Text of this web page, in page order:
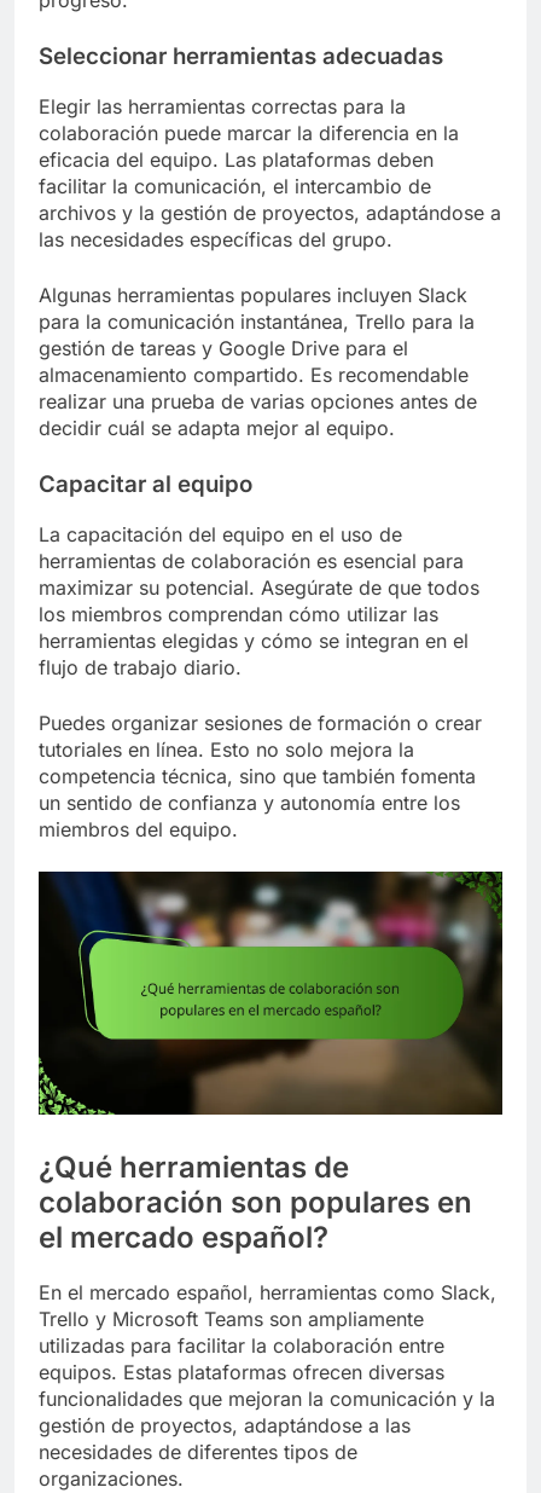
Seleccionar herramientas adecuadas
Elegir las herramientas correctas para la
colaboración puede marcar la diferencia en la
eficacia del equipo. Las plataformas deben
facilitar la comunicación, el intercambio de
archivos y la gestión de proyectos, adaptándose a
las necesidades específicas del grupo.
Algunas herramientas populares incluyen Slack
para la comunicación instantánea, Trello para la
gestión de tareas y Google Drive para el
almacenamiento compartido. Es recomendable
realizar una prueba de varias opciones antes de
decidir cuál se adapta mejor al equipo.
Capacitar al equipo
La capacitación del equipo en el uso de
herramientas de colaboración es esencial para
maximizar su potencial. Asegúrate de que todos
los miembros comprendan cómo utilizar las
herramientas elegidas y cómo se integran en el
flujo de trabajo diario.
Puedes organizar sesiones de formación o crear
tutoriales en línea. Esto no solo mejora la
competencia técnica, sino que también fomenta
un sentido de confianza y autonomía entre los
miembros del equipo.
¿Qué herramientas de
colaboración son populares en
el mercado español?
En el mercado español, herramientas como Slack,
Trello y Microsoft Teams son ampliamente
utilizadas para facilitar la colaboración entre
equipos. Estas plataformas ofrecen diversas
funcionalidades que mejoran la comunicación y la
gestión de proyectos, adaptándose a las
necesidades de diferentes tipos de
organizaciones.